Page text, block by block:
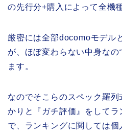
の先行分+購入によって全機
厳密には全部docomoモデル
が、ほぼ変わらない中身な
ます。
なのでそこらのスペック羅
かりと『ガチ評価』をして
で、ランキングに関しては